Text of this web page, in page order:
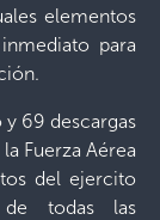
elementos
para
y 69 descargas
Fuerza Aérea
del ejercito
todas las